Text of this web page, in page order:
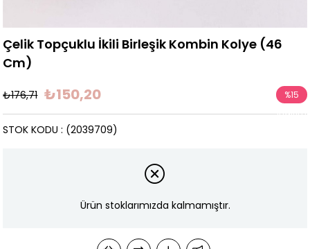
Çelik Topçuklu İkili Birleşik Kombin Kolye (46
Cm)
₺176,71 ₺150,20 %15
İndirim
(2039709)
STOK KODU
Ürün stoklarımızda kalmamıştır.